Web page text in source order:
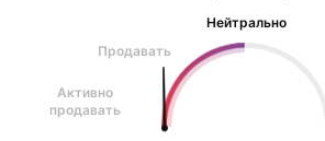
Нейтрально
Продавать
Активно
продавать